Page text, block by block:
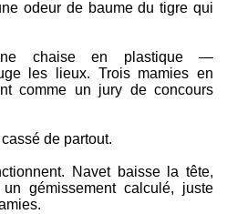
odeur de baume du tigre qui
chaise en plastique —
les lieux. Trois mamies en
comme un jury de concours
de partout.
Navet baisse la tête,
gémissement calculé, juste